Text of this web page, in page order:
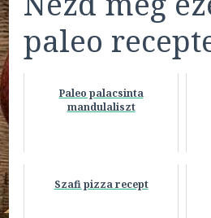
paleo
Paleo palacsinta
mandulaliszt
Szafi pizza recept